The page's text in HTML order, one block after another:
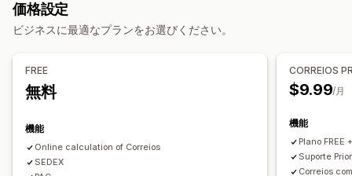
カスタマイズ
価格設定
ビジネスに最適なプランをお選びください。
FREE
無料
機能
Online calculation of Correios
SEDEX
CORREIOS
$9.99/月
機能
Plano FREE
Suporte
Correios